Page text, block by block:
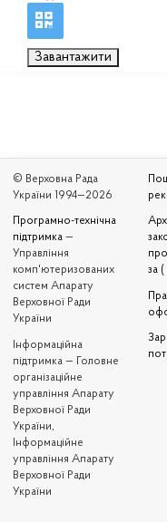
Завантажити
© Верховна Рада
України 1994—2026
Програмно-технічна
підтримка —
Управління
комп'ютеризованих
систем Апарату
Верховної Ради
України
Iнформаційна
підтримка — Головне
організаційне
управління Апарату
Верховної Ради
України,
Інформаційне
управління Апарату
Верховної Ради
України
за (